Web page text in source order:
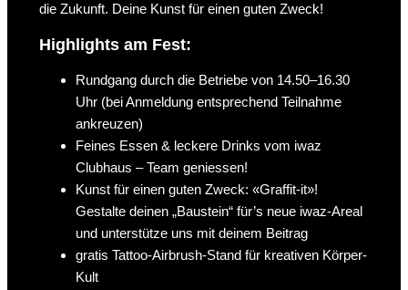
die Zukunft. Deine Kunst für einen guten Zweck!
Highlights am Fest:
Rundgang durch die Betriebe von 14.50–16.30
Uhr (bei Anmeldung entsprechend Teilnahme
ankreuzen)
Feines Essen & leckere Drinks vom iwaz
Clubhaus – Team geniessen!
Kunst für einen guten Zweck: «Graffit-it»!
Gestalte deinen „Baustein“ für’s neue iwaz-Areal
und unterstütze uns mit deinem Beitrag
gratis Tattoo-Airbrush-Stand für kreativen Körper-
Kult